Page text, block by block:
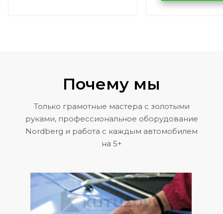
Volkswagen
Почему мы
Только грамотные мастера с золотыми
руками, профессиональное оборудование
Nordberg и работа с каждым автомобилем
на 5+